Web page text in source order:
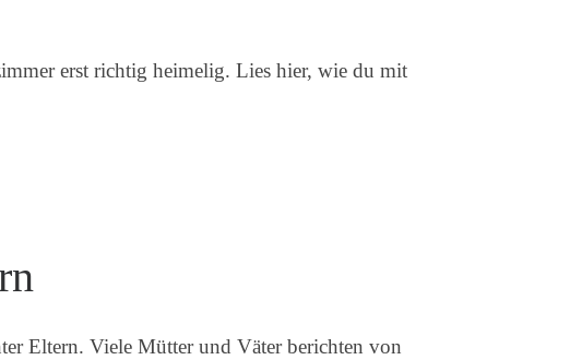
erst richtig heimelig. Lies hier, wie du mit
Eltern. Viele Mütter und Väter berichten von